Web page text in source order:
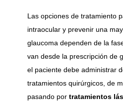
Las opciones de tratamiento
intraocular y prevenir una
glaucoma dependen de la
van desde la prescripción de
el paciente debe administrar
tratamientos quirúrgicos, de
pasando por tratamientos